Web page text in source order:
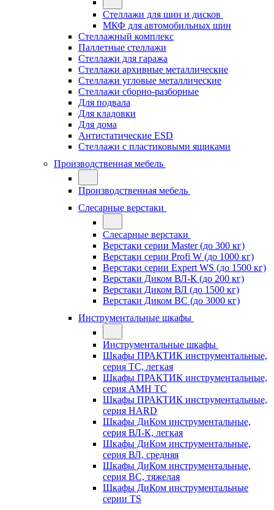
Стеллажи для шин и дисков
МКФ для автомобильных шин
Стеллажный комплекс
Паллетные стеллажи
Стеллажи для гаража
Стеллажи архивные металлические
Стеллажи угловые металлические
Стеллажи сборно-разборные
Для подвала
Для кладовки
Для дома
Антистатические ESD
Стеллажи с пластиковыми ящиками
Производственная мебель
Производственная мебель
Слесарные верстаки
Слесарные верстаки
Верстаки серии Master (до 300 кг)
Верстаки серии Profi W (до 1000 кг)
Верстаки серии Expert WS (до 1500 кг)
Верстаки Диком ВЛ-К (до 200 кг)
Верстаки Диком ВЛ (до 1500 кг)
Верстаки Диком ВС (до 3000 кг)
Инструментальные шкафы
Инструментальные шкафы
Шкафы ПРАКТИК инструментальные,
серия TC, легкая
Шкафы ПРАКТИК инструментальные,
серия AMH TC
Шкафы ПРАКТИК инструментальные,
серия HARD
Шкафы ДиКом инструментальные,
cерия ВЛ-К, легкая
Шкафы ДиКом инструментальные,
серия ВЛ, средняя
Шкафы ДиКом инструментальные,
серия ВС, тяжелая
Шкафы ДиКом инструментальные
серии TS